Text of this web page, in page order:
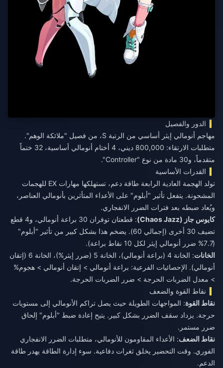
الدور والفصيل
مهاجم أنومالي إيثر أساسي من الرتبة S، من فصيل "ملائكة الوهم".
متطلبات الارتقاء: 800,000 ديني، 4 أختام أنومالي أساسية، 32 ختماً
متقدماً، و30 مادة من نوع "Controller".
القدرات الأساسية
تولد الهجمة العادية الرابعة طاقة دعم، تستهلكها مهارات EX للهجمات
المشحونة. يتفعل تأثير "أبلوم" على الأعداء المتأثرين بأنومالي العناصر،
ويُعاد ضبطه بعد فترات الضرر الانفجاري.
كايوس جاز (Chaos Jazz)
: قطعتان توفران 30 براعة أنومالي، و4 قطع
تضيف 30 أخرى (إجمالي 60). يضخم هذا بشكل كبير من تأثير "أبلوم"
(7.7% ضرر أنومالي إيثر لكل 10 نقاط براعة).
الخانات
: الخانة 4 (براعة أنومالي)، الخانة 5 (ضرر إيثر%)، الخانة 6 (إتقان
أنومالي). الإحصائيات الفرعية: براعة أنومالي > إتقان أنومالي > هجوم%
> معدل الضربات الحرجة > ضرر الضربات الحرجة.
نقاط القوة والضعف
نقاط القوة: المواجهات الطويلة حيث يصل تراكم الأنومالي إلى مستويات
حرجة. يزداد سقف الضرر بشكل كبير. يتيح إعادة ضبط "أبلوم" إلحاق
ضرر مستمر.
نقاط الضعف: الأعداء المقاومون للأنومالي، متطلبات الضرر الانفجاري
الفوري. وقت التحضير يخلق ثغرات دفاعية. سوء إدارة الطاقة يهدر طاقة
الدعم.